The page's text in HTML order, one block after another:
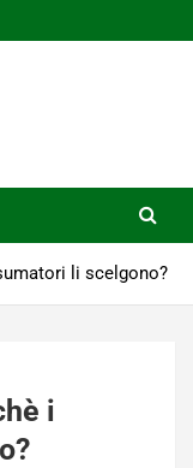
li scelgono?
i